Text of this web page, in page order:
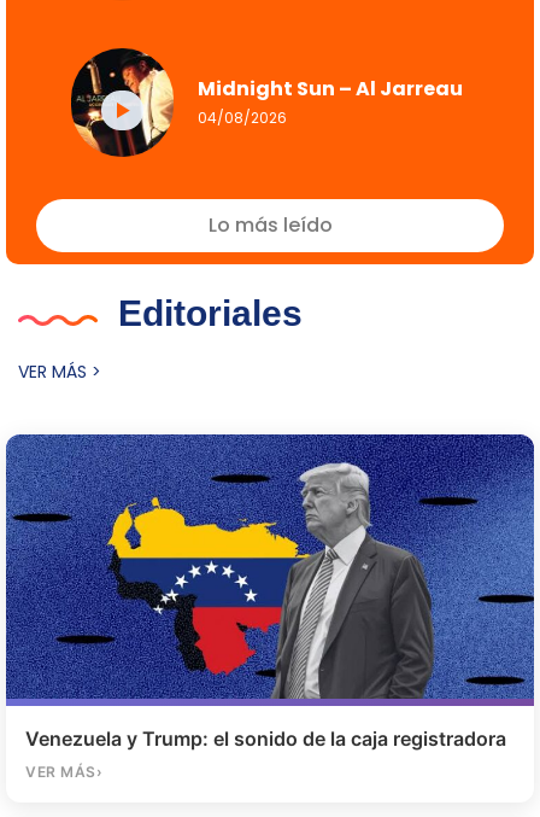
Midnight Sun – Al Jarreau
04/08/2026
Lo más leído
Editoriales
VER MÁS
Venezuela y Trump: el sonido de la caja registradora
VER MÁS ›